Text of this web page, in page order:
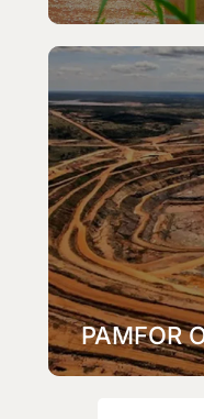
PAMFOR